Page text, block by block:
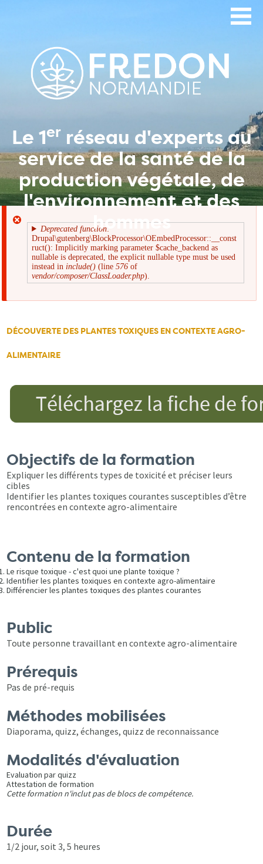
Le 1erréseau d'experts au
service de la santé de la
production végétale, de
l'environnement et des
hommes
Message
d'erreur
Deprecated function:
Drupal\gutenberg\BlockProcessor\OEmbedProcessor::__const
ruct(): Implicitly marking parameter $cache_backend as
nullable is deprecated, the explicit nullable type must be used
instead in include() (line576 of
vendor/composer/ClassLoader.php).
DÉCOUVERTE DES PLANTES TOXIQUES EN CONTEXTE AGRO-
ALIMENTAIRE
Objectifs de la formation
Expliquer les différents types de toxicité et préciser leurs
cibles
Identifier les plantes toxiques courantes susceptibles d’être
rencontrées en contexte agro-alimentaire
Contenu de la formation
Le risque toxique - c'est quoi une plante toxique ?
Identifier les plantes toxiques en contexte agro-alimentaire
Différencier les plantes toxiques des plantes courantes
Public
Toute personne travaillant en contexte agro-alimentaire
Prérequis
Pas de pré-requis
Méthodes mobilisées
Diaporama, quizz, échanges, quizz de reconnaissance
Modalités d'évaluation
Evaluation par quizz
Attestation de formation
Cette formation n'inclut pas de blocs de compétence.
Durée
1/2 jour, soit 3, 5 heures